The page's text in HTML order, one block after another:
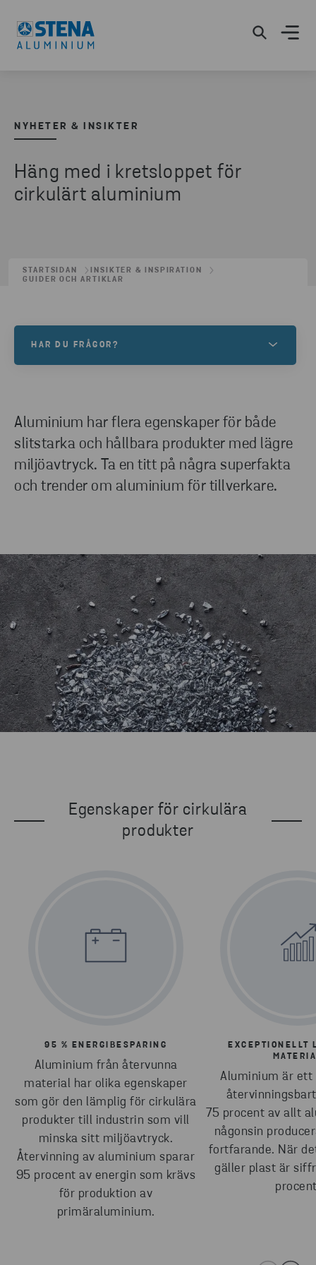
NYHETER & INSIKTER
Häng med i kretsloppet för
cirkulärt aluminium
STARTSIDAN
INSIKTER & INSPIRATION
GUIDER OCH ARTIKLAR
Aluminium har flera egenskaper för både
slitstarka och hållbara produkter med lägre
miljöavtryck. Ta en titt på några superfakta
och trender om aluminium för tillverkare.
HAR DU FRÅGOR?
om egenskaper, tillämpningar och assistans.
Kontakta oss nu för att diskutera dina
aluminiumbehov.
Egenskaper för cirkulära
produkter
95 % ENERGIBESPARING
Aluminium från återvunna
material har olika egenskaper
som gör den lämplig för cirkulära
produkter till industrin som vill
minska sitt miljöavtryck.
Återvinning av aluminium sparar
95 procent av energin som krävs
för produktion av
primäraluminium.
EXCEPTIONELLT
Aluminium är
75 procent av allt
någonsin
fortfarande. När
gäller plast är